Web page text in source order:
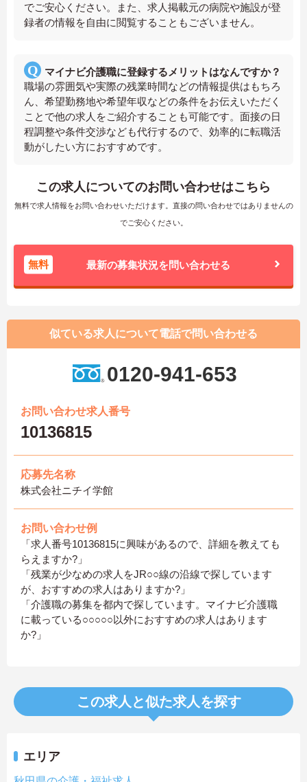
でご安心ください。また、求人掲載元の病院や施設が登
録者の情報を自由に閲覧することもございません。
マイナビ介護職に登録するメリットはなんですか？
職場の雰囲気や実際の残業時間などの情報提供はもちろ
ん、希望勤務地や希望年収などの条件をお伝えいただく
ことで他の求人をご紹介することも可能です。面接の日
程調整や条件交渉なども代行するので、効率的に転職活
動がしたい方におすすめです。
この求人についてのお問い合わせはこちら
無料で求人情報をお問い合わせいただけます。直接の問い合わせではありませんの
でご安心ください。
無料 最新の募集状況を問い合わせる
似ている求人について電話で問い合わせる
0120-941-653
お問い合わせ求人番号
10136815
応募先名称
株式会社ニチイ学館
お問い合わせ例
「求人番号10136815に興味があるので、詳細を教えても
らえますか?」
「残業が少なめの求人をJR○○線の沿線で探しています
が、おすすめの求人はありますか?」
「介護職の募集を都内で探しています。マイナビ介護職
に載っている○○○○○以外におすすめの求人はあります
か?」
この求人と似た求人を探す
エリア